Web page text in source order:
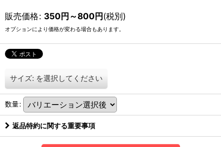
販売価格: 350円～800円(税別)
オプションにより価格が変わる場合もあります。
サイズ: を選択してください
数量:
返品特約に関する重要事項